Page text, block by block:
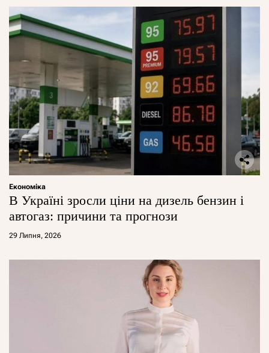
Економіка
В Україні зросли ціни на дизель бензин і
автогаз: причини та прогнози
29 Липня, 2026